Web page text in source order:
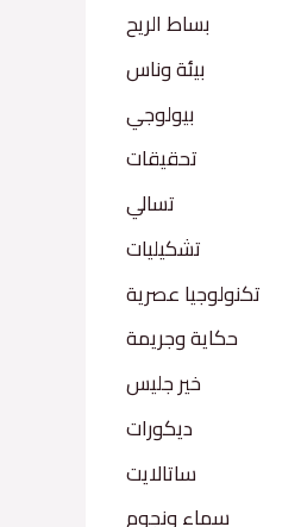
بساط الريح
بيئة وناس
بيولوجي
تحقيقات
تسالي
تشكيليات
تكنولوجيا عصرية
حكاية وجريمة
خير جليس
ديكورات
ساتالايت
سماء ونجوم